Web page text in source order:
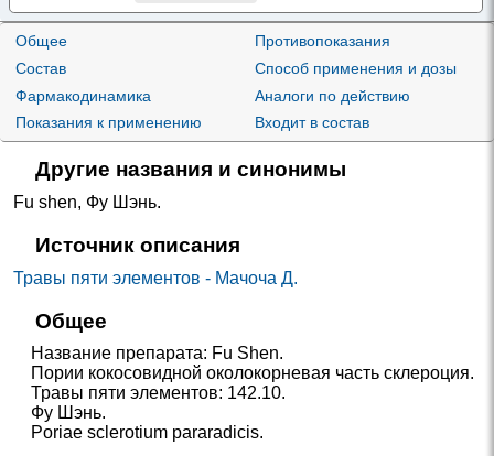
Общее
Состав
Фармакодинамика
Показания к применению
Противопоказания
Способ применения и дозы
Аналоги по действию
Входит в состав
Другие названия и синонимы
Fu shen, Фу Шэнь.
Источник описания
Травы пяти элементов - Мачоча Д.
Общее
Название препарата: Fu Shen.
Пории кокосовидной околокорневая часть склероция.
Травы пяти элементов: 142.10.
Фу Шэнь.
Poriae sclerotium pararadicis.